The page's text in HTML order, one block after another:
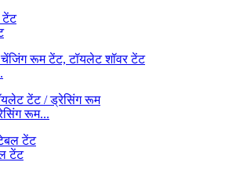
रूम...
टेंट